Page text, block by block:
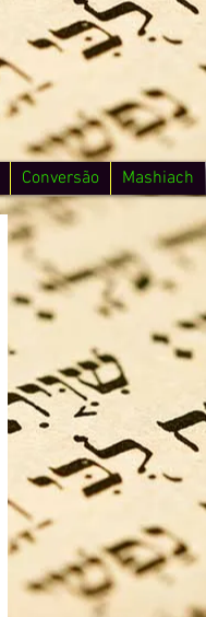
Conversão Mashiach